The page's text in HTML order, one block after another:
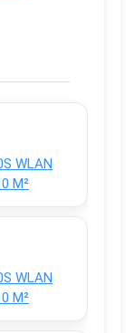
WLAN
M²
WLAN
M²